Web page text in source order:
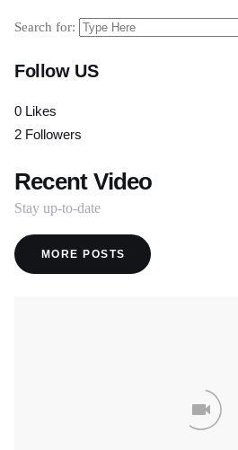
Search for:
Follow US
0 Likes
2 Followers
Recent Video
Stay up-to-date
MORE POSTS